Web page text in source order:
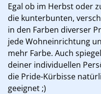
Egal ob im Herbst oder
die kunterbunten,
in den Farben diverser
jede Wohneinrichtung
mehr Farbe. Auch
deiner individuellen
die Pride-Kürbisse
geeignet ;)